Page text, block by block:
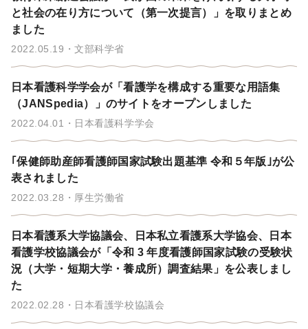
と社会の在り方について（第一次提言）」を取りまとめ
ました
2022.05.19 文部科学省
日本看護科学学会が「看護学を構成する重要な用語集
（JANSpedia）」のサイトをオープンしました
2022.04.01 日本看護科学学会
｢保健師助産師看護師国家試験出題基準 令和５年版｣が公
表されました
2022.03.28 厚生労働省
日本看護系大学協議会、日本私立看護系大学協会、日本
看護学校協議会が「令和 3 年度看護師国家試験の受験状
況（大学・短期大学・養成所）調査結果」を公表しまし
た
2022.02.28 日本看護学校協議会